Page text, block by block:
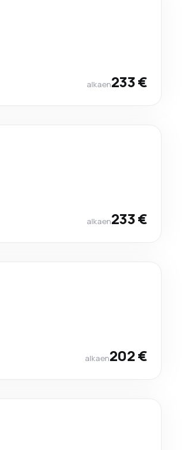
alkaen233 €
alkaen233 €
alkaen202 €